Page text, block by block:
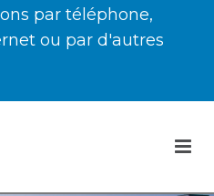
par téléphone,
ou par d'autres